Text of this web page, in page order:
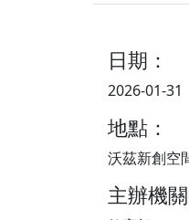
日期：
2026-01-31
地點：
沃茲新創空
主辦機關